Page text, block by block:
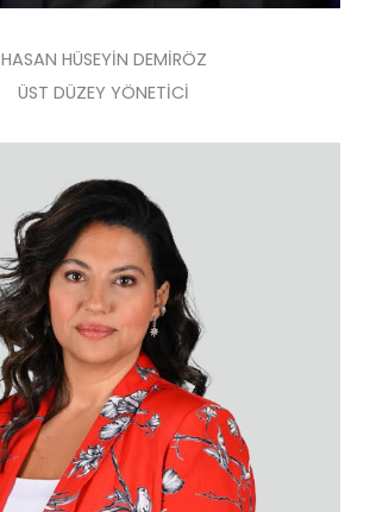
HASAN HÜSEYİN DEMİRÖZ
ÜST DÜZEY YÖNETİCİ